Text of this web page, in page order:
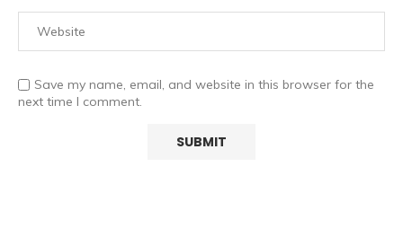
Save my name, email, and website in this browser for the
next time I comment.